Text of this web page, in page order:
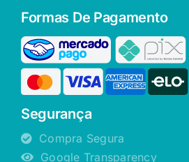
Formas De Pagamento
Segurança
Compra Segura
Google Transparency